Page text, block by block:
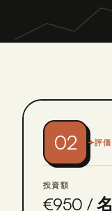
02 評価
投資額
€950 / 名